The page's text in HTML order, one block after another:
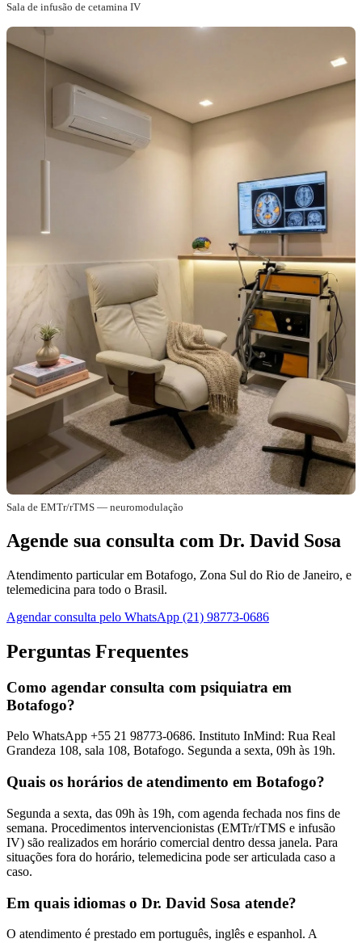
Sala de infusão de cetamina IV
Sala de EMTr/rTMS — neuromodulação
Agende sua consulta com Dr. David Sosa
Atendimento particular em Botafogo, Zona Sul do Rio de Janeiro, e
telemedicina para todo o Brasil.
Agendar consulta pelo WhatsApp (21) 98773-0686
Perguntas Frequentes
Como agendar consulta com psiquiatra em
Botafogo?
Pelo WhatsApp +55 21 98773-0686. Instituto InMind: Rua Real
Grandeza 108, sala 108, Botafogo. Segunda a sexta, 09h às 19h.
Quais os horários de atendimento em Botafogo?
Segunda a sexta, das 09h às 19h, com agenda fechada nos fins de
semana. Procedimentos intervencionistas (EMTr/rTMS e infusão
IV) são realizados em horário comercial dentro dessa janela. Para
situações fora do horário, telemedicina pode ser articulada caso a
caso.
Em quais idiomas o Dr. David Sosa atende?
O atendimento é prestado em português, inglês e espanhol. A